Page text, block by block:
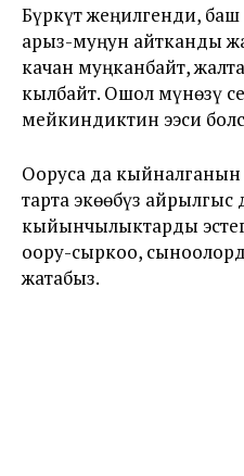
Бүркүт жеңилгенди,
арыз-муңун айтканды
качан муңканбайт,
кылбайт. Ошол мүнөзү
мейкиндиктин ээси
Ооруса да
тарта экөөбүз
кыйынчылыктарды
оору-сыркоо,
жатабыз.